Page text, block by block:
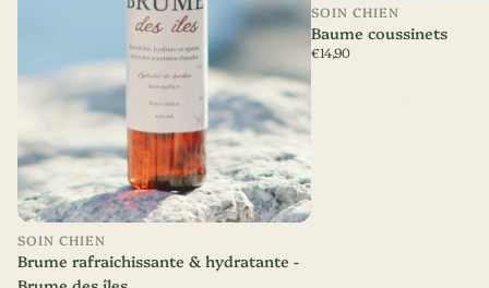
Nouveauté
SOIN CHIEN
Brume rafraichissante & hydratante -
SOIN CHIEN
Baume coussinets
€14,90